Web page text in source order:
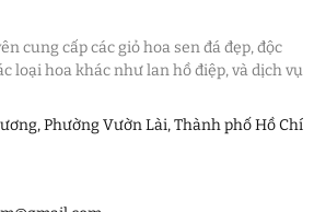
cung cấp các giỏ hoa sen đá đẹp, độc
loại hoa khác như lan hồ điệp, và dịch vụ
Phường Vườn Lài, Thành phố Hồ Chí